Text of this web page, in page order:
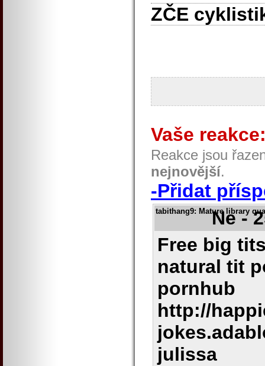
ZČE
Vaše
Reakce jsou
nejnovější.
-Přidat
tabithang9: Mature library
Ne -
Free big
natural tit
pornhub
http://
julissa